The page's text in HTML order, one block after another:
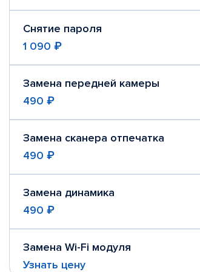
Снятие пароля
1 090 ₽
Замена передней камеры
490 ₽
Замена сканера отпечатка
490 ₽
Замена динамика
490 ₽
Замена Wi-Fi модуля
Узнать цену